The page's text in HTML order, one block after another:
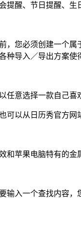
提醒、节日提醒、生
，您必须创建一个
种导入／导出方案
任意选择一款自己喜
可以从日历秀官方网
和苹果电脑特有的金
入一个查找内容，